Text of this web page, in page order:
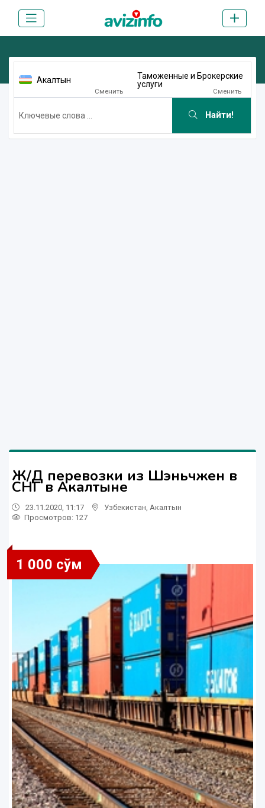
Акалтын
Сменить
Таможенные и Брокерские
услуги
Сменить
Найти!
Ж/Д перевозки из Шэньчжен в
СНГ в Акалтыне
23.11.2020, 11:17 Узбекистан Акалтын
Просмотров: 127
1 000 сўм